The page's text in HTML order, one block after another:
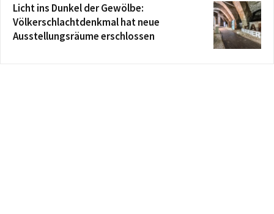
Licht ins Dunkel der Gewölbe:
Völkerschlachtdenkmal hat neue
Ausstellungsräume erschlossen